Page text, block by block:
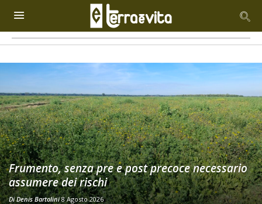
Frumento, senza pre e post precoce necessario
assumere dei rischi
DiDenis Bartolini 8 Agosto 2026